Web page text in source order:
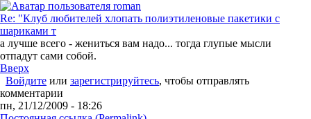
Re: "Клуб любителей хлопать полиэтиленовые пакетики с
шариками т
а лучше всего - жениться вам надо... тогда глупые мысли
отпадут сами собой.
Вверх
Войдите или зарегистрируйтесь, чтобы отправлять
комментарии
пн, 21/12/2009 - 18:26